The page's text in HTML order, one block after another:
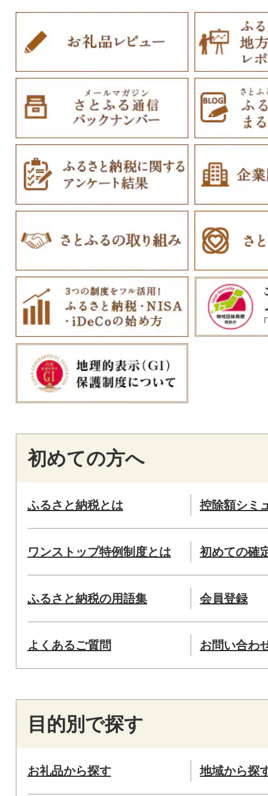
初めての方へ
ふるさと納税とは 控除額シミ
ワンストップ特例制度とは 初めての確
ふるさと納税の用語集 会員登録
よくあるご質問 お問い合わ
目的別で探す
お礼品から探す 地域から探